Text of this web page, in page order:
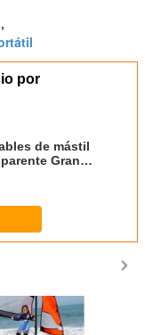
,
por
de mástil
Gran